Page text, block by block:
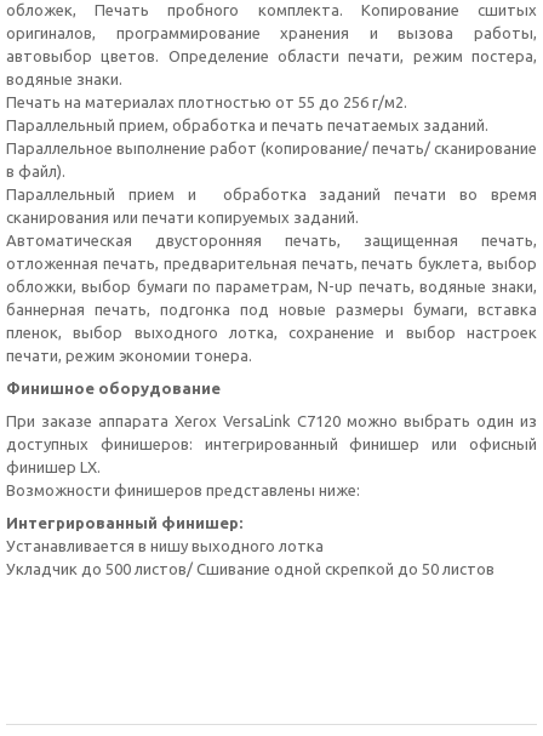
обложек, Печать пробного комплекта. Копирование сшитых
оригиналов, программирование хранения и вызова работы,
автовыбор цветов. Определение области печати, режим постера,
водяные знаки.
Печать на материалах плотностью от 55 до 256 г/м2.
Параллельный прием, обработка и печать печатаемых заданий.
Параллельное выполнение работ (копирование/ печать/ сканирование
в файл).
Параллельный прием и обработка заданий печати во время
сканирования или печати копируемых заданий.
Автоматическая двусторонняя печать, защищенная печать,
отложенная печать, предварительная печать, печать буклета, выбор
обложки, выбор бумаги по параметрам, N-up печать, водяные знаки,
баннерная печать, подгонка под новые размеры бумаги, вставка
пленок, выбор выходного лотка, сохранение и выбор настроек
печати, режим экономии тонера.
Финишное оборудование
При заказе аппарата Xerox VersaLink C7120 можно выбрать один из
доступных финишеров: интегрированный финишер или офисный
финишер LX.
Возможности финишеров представлены ниже:
Интегрированный финишер:
Устанавливается в нишу выходного лотка
Укладчик до 500 листов/ Сшивание одной скрепкой до 50 листов